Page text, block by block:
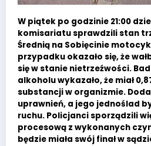
W piątek po godzinie 21:00
komisariatu sprawdzili stan
Średnią na Sobięcinie
przypadku okazało się, że
się w stanie nietrzeźwości.
alkoholu wykazało, że miał
substancji w organizmie.
uprawnień, a jego jednoślad
ruchu. Policjanci sporządzili
procesową z wykonanych
będzie miała swój finał w